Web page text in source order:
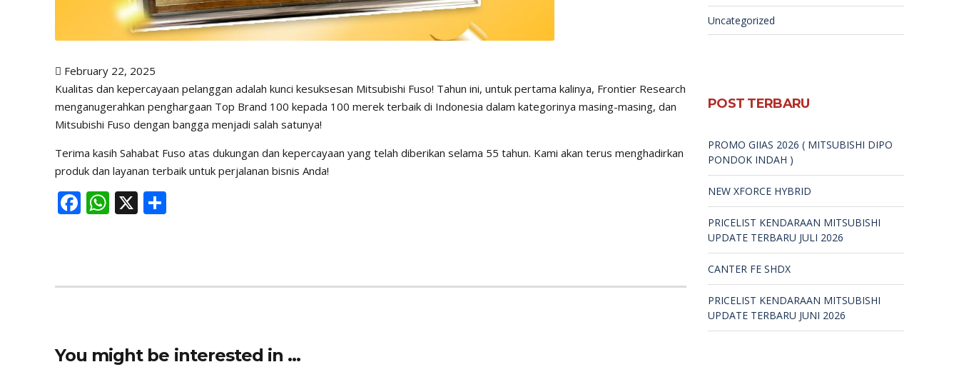
February 22, 2025
Kualitas dan kepercayaan pelanggan adalah kunci kesuksesan Mitsubishi Fuso! Tahun ini, untuk pertama kalinya, Frontier Research
menganugerahkan penghargaan Top Brand 100 kepada 100 merek terbaik di Indonesia dalam kategorinya masing-masing, dan
Mitsubishi Fuso dengan bangga menjadi salah satunya!
Terima kasih Sahabat Fuso atas dukungan dan kepercayaan yang telah diberikan selama 55 tahun. Kami akan terus menghadirkan
produk dan layanan terbaik untuk perjalanan bisnis Anda!
F
o
W
A
p
X
You might be interested in …
Uncategorized
POST TERBARU
PROMO GIIAS 2026 ( MITSUBISHI DIPO
PONDOK INDAH )
NEW XFORCE HYBRID
PRICELIST KENDARAAN MITSUBISHI
UPDATE TERBARU JULI 2026
CANTER FE SHDX
PRICELIST KENDARAAN MITSUBISHI
UPDATE TERBARU JUNI 2026